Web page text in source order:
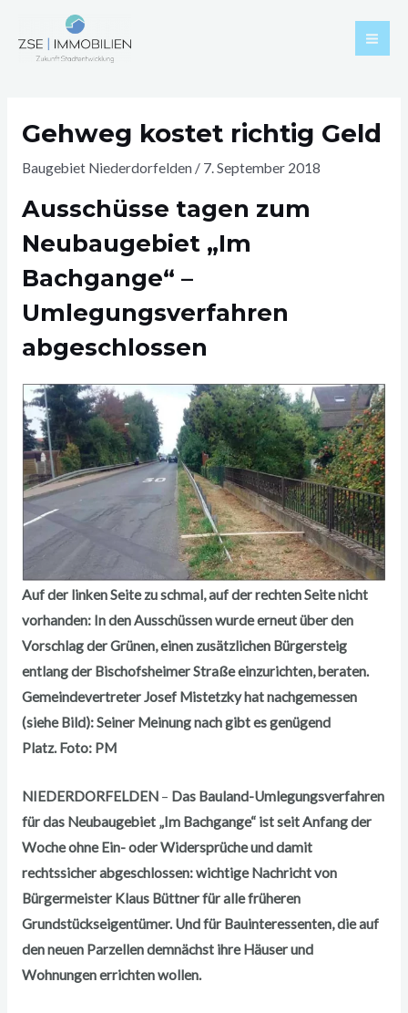
Inhalt
springen
Gehweg kostet richtig Geld
Baugebiet Niederdorfelden / 7. September 2018
Ausschüsse tagen zum
Neubaugebiet „Im
Bachgange“ –
Umlegungsverfahren
abgeschlossen
Auf der linken Seite zu schmal, auf der rechten Seite nicht
vorhanden: In den Ausschüssen wurde erneut über den
Vorschlag der Grünen, einen zusätzlichen Bürgersteig
entlang der Bischofsheimer Straße einzurichten, beraten.
Gemeindevertreter Josef Mistetzky hat nachgemessen
(siehe Bild): Seiner Meinung nach gibt es genügend
Platz. Foto: PM
NIEDERDORFELDEN – Das Bauland-Umlegungsverfahren
für das Neubaugebiet „Im Bachgange“ ist seit Anfang der
Woche ohne Ein- oder Widersprüche und damit
rechtssicher abgeschlossen: wichtige Nachricht von
Bürgermeister Klaus Büttner für alle früheren
Grundstückseigentümer. Und für Bauinteressenten, die auf
den neuen Parzellen demnächst ihre Häuser und
Wohnungen errichten wollen.